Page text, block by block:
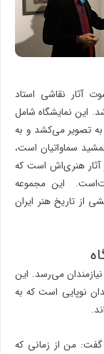
آثار نقاشی استاد
این نمایشگاه شامل
تصویر می‌کشد و به
سماواتیان است،
آثار هنری‌اش است که
این مجموعه
از تاریخ هنر ایران
نیازمندان می‌رسد. این
نوپایی است که به
گفت: من از زمانی که